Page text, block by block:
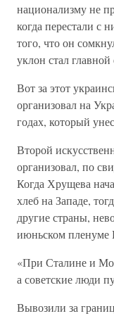
национализму не
когда перестали с
того, что он
уклон стал
Вот за этот
организовал на
годах, который
Второй
организовал, по
Когда Хрущева
хлеб на Западе,
другие страны,
июньском пленуме
«При Сталине и
а советские люди
Вывозили за